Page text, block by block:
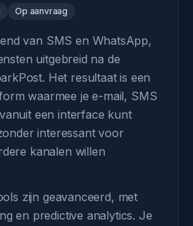
Op aanvraag
van SMS en WhatsApp,
uitgebreid na de
Het resultaat is een
waarmee je e-mail, SMS
een interface kunt
interessant voor
kanalen willen
zijn geavanceerd, met
en predictive analytics. Je